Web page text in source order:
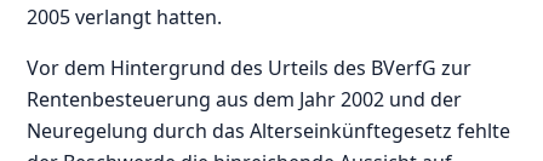
2005 verlangt hatten.
Vor dem Hintergrund des Urteils des BVerfG zur
Rentenbesteuerung aus dem Jahr 2002 und der
Neuregelung durch das Alterseinkünftegesetz fehlte